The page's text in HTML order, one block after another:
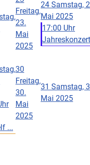
Freitag,
23.
Mai
2025
24 Samstag,
Mai 2025
17:00 Uhr
Jahreskonzert
...
30
Freitag,
30.
Mai
2025
31 Samstag,
Mai 2025